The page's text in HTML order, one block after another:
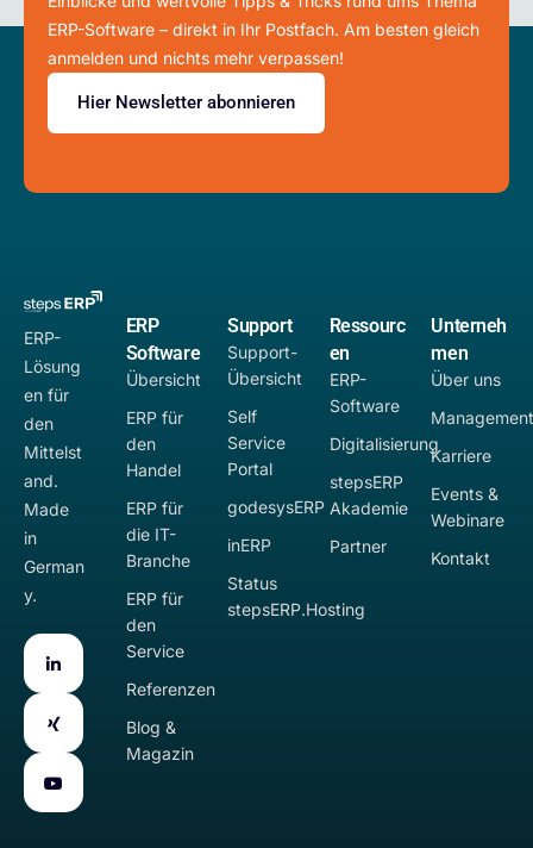
ERP-Software – direkt in Ihr Postfach. Am besten gleich
anmelden und nichts mehr verpassen!
Hier Newsletter abonnieren
ERP-
Lösung
en für
den
Mittelst
and.
Made
in
German
y.
ERP
Software
Übersicht
ERP für
den
Handel
ERP für
die IT-
Branche
ERP für
den
Service
Referenzen
Blog &
Magazin
Support
Support-
Übersicht
Self
Service
Portal
godesysERP
inERP
Status
stepsERP.Hosting
Ressourc
en
ERP-
Software
Digitalisierung
stepsERP
Akademie
Partner
Unterneh
men
Über uns
Karriere
Events &
Webinare
Kontakt